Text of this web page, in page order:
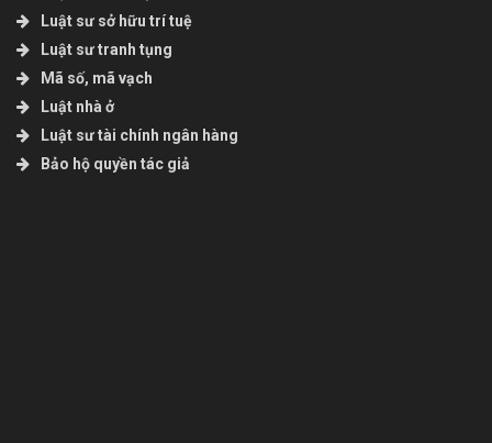
Luật sư sở hữu trí tuệ
Luật sư tranh tụng
Mã số, mã vạch
Luật nhà ở
Luật sư tài chính ngân hàng
Bảo hộ quyền tác giả